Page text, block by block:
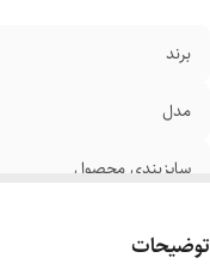
برند
مدل
سایزبندی محصول
توضیحات